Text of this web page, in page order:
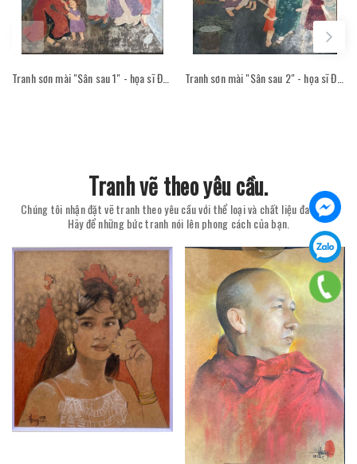
Tranh vẽ theo yêu cầu.
Chúng tôi nhận đặt vẽ tranh theo yêu cầu với thể loại và chất liệu đa dạng.
Hãy để những bức tranh nói lên phong cách của bạn.